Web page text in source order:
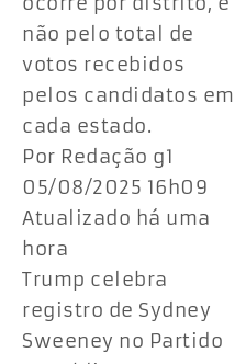
não pelo total de
votos recebidos
pelos candidatos em
cada estado.
Por Redação g1
05/08/2025 16h09
Atualizado há uma
hora
Trump celebra
registro de Sydney
Sweeney no Partido